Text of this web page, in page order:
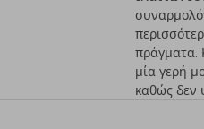
πράγματα.
μία γερή
καθώς δεν